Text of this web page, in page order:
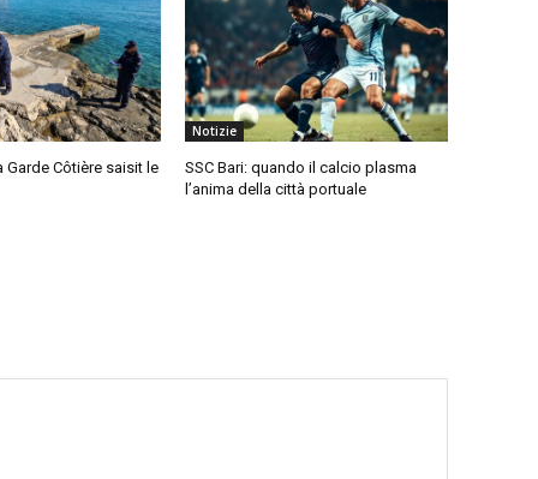
Garde Côtière saisit le
Notizie
SSC Bari: quando il calcio plasma
l’anima della città portuale